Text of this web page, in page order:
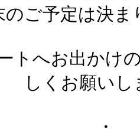
のご予定は決ま
トへお出かけ
しくお願いし
・